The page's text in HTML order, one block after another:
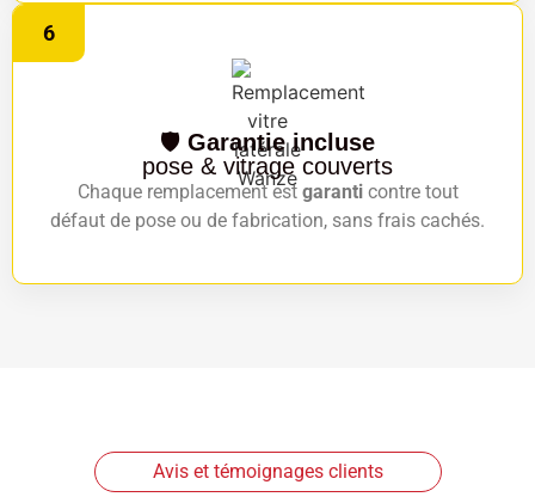
6
🛡️ Garantie incluse
pose & vitrage couverts
Chaque remplacement est garanticontre tout
défaut de pose ou de fabrication, sans frais cachés.
Avis et témoignages clients